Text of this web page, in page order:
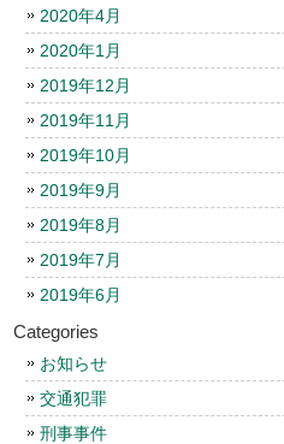
2020年4月
2020年1月
2019年12月
2019年11月
2019年10月
2019年9月
2019年8月
2019年7月
2019年6月
Categories
お知らせ
交通犯罪
刑事事件